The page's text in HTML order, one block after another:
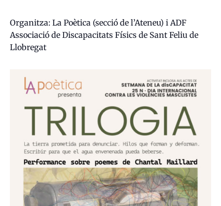
Organitza: La Poètica (secció de l’Ateneu) i ADF
Associació de Discapacitats Físics de Sant Feliu de
Llobregat